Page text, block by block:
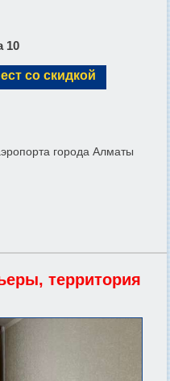
10
со скидкой
города Алматы
территория